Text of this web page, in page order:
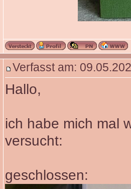
Verfasst am:
Hallo,
ich habe mich mal
versucht:
geschlossen: